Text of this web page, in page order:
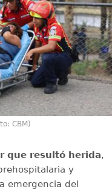
CBM)
que resultó herida,
y
emergencia del